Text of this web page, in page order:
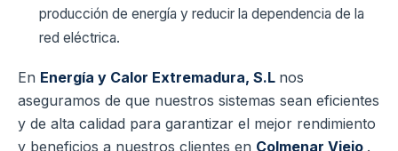
producción de energía y reducir la dependencia de la
red eléctrica.
En Energía y Calor Extremadura, S.L nos
aseguramos de que nuestros sistemas sean eficientes
y de alta calidad para garantizar el mejor rendimiento
y beneficios a nuestros clientes en Colmenar Viejo .